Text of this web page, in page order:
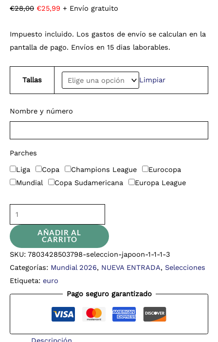
€28,00 €25,99 + Envío gratuito
Impuesto incluido. Los gastos de envío se calculan en la
pantalla de pago. Envíos en 15 dias laborables.
Tallas Limpiar
Nombre y número
Parches
Liga
Copa Champions League
Eurocopa
Mundial
Copa Sudamericana Europa League
AÑADIR AL
CARRITO
SKU: 7803428503798-seleccion-japoon-1-1-1-3
Categorías: Mundial 2026, NUEVA ENTRADA, Selecciones
Etiqueta: euro
Pago seguro garantizado